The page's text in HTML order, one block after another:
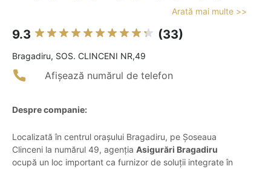
Arată mai multe >>
9.3 (33)
Bragadiru, SOS. CLINCENI NR,49
Afișează numărul de telefon
Despre companie:
Localizată în centrul orașului Bragadiru, pe Șoseaua
Clinceni la numărul 49, agenția Asigurări Bragadiru
ocupă un loc important ca furnizor de soluții integrate în